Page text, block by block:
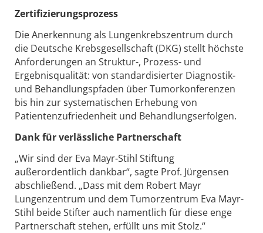
Zertifizierungsprozess
Die Anerkennung als Lungenkrebszentrum durch
die Deutsche Krebsgesellschaft (DKG) stellt höchste
Anforderungen an Struktur-, Prozess- und
Ergebnisqualität: von standardisierter Diagnostik-
und Behandlungspfaden über Tumorkonferenzen
bis hin zur systematischen Erhebung von
Patientenzufriedenheit und Behandlungserfolgen.
Dank für verlässliche Partnerschaft
„Wir sind der Eva Mayr-Stihl Stiftung
außerordentlich dankbar“, sagte Prof. Jürgensen
abschließend. „Dass mit dem Robert Mayr
Lungenzentrum und dem Tumorzentrum Eva Mayr-
Stihl beide Stifter auch namentlich für diese enge
Partnerschaft stehen, erfüllt uns mit Stolz.“